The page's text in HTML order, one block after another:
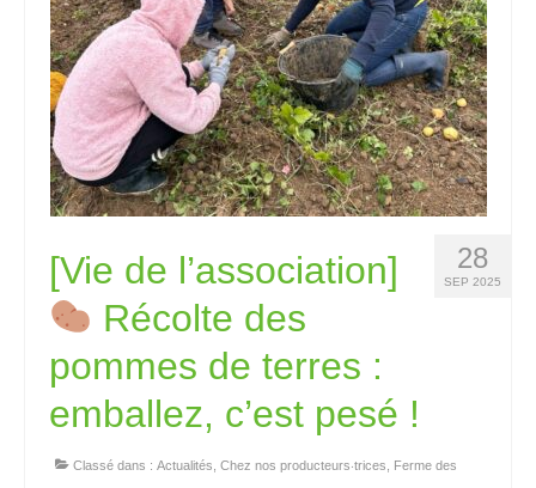
28
SEP 2025
[Vie de l’association]
Récolte des
pommes de terres :
emballez, c’est pesé !
Classé dans : Actualités Chez nos producteurs‧trices Ferme des